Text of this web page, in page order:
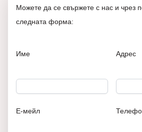
Можете да се свържете с нас и чрез
следната форма:
Име
Е-мейл
Адрес